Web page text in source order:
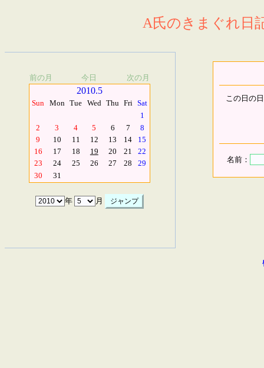
A氏のきまぐれ日
前の月 今日 次の月
2010.5
Sun Mon Tue Wed Thu Fri Sat
1
2
3 4 5 6 7
8
9
10 11 12 13 14
15
16
17 18 19 20 21
22
23
24 25 26 27 28
29
30
31
年 月
この日の
名前：